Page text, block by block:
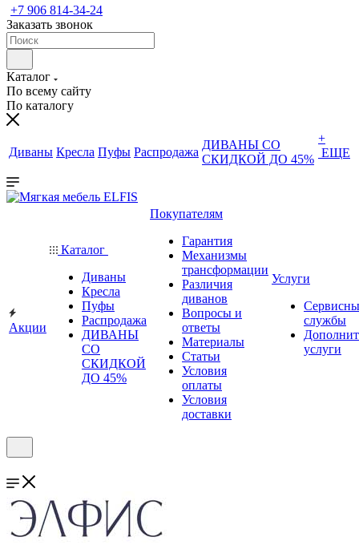
+7 906 814-34-24
Заказать звонок
Каталог
По всему сайту
По каталогу
Диваны Кресла Пуфы Распродажа
ДИВАНЫ СО
СКИДКОЙ ДО 45%
+
ЕЩЕ
Акции
Каталог
Диваны
Кресла
Пуфы
Распродажа
ДИВАНЫ
СО
СКИДКОЙ
ДО 45%
Покупателям
Гарантия
Механизмы
трансформации
Различия
диванов
Вопросы и
ответы
Материалы
Статьи
Условия
оплаты
Условия
доставки
Услуги
службы
услуги